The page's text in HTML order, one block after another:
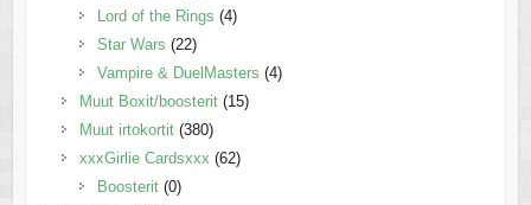
Lord of the Rings (4)
Star Wars (22)
Vampire & DuelMasters (4)
Muut Boxit/boosterit (15)
Muut irtokortit (380)
xxxGirlie Cardsxxx (62)
Boosterit (0)